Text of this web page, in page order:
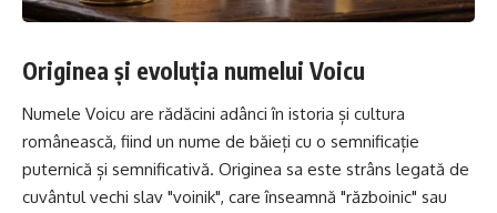
Originea și evoluția numelui Voicu
Numele Voicu are rădăcini adânci în istoria și cultura
românească, fiind un nume de băieți cu o semnificație
puternică și semnificativă. Originea sa este strâns legată de
cuvântul vechi slav "voinik", care înseamnă "războinic" sau